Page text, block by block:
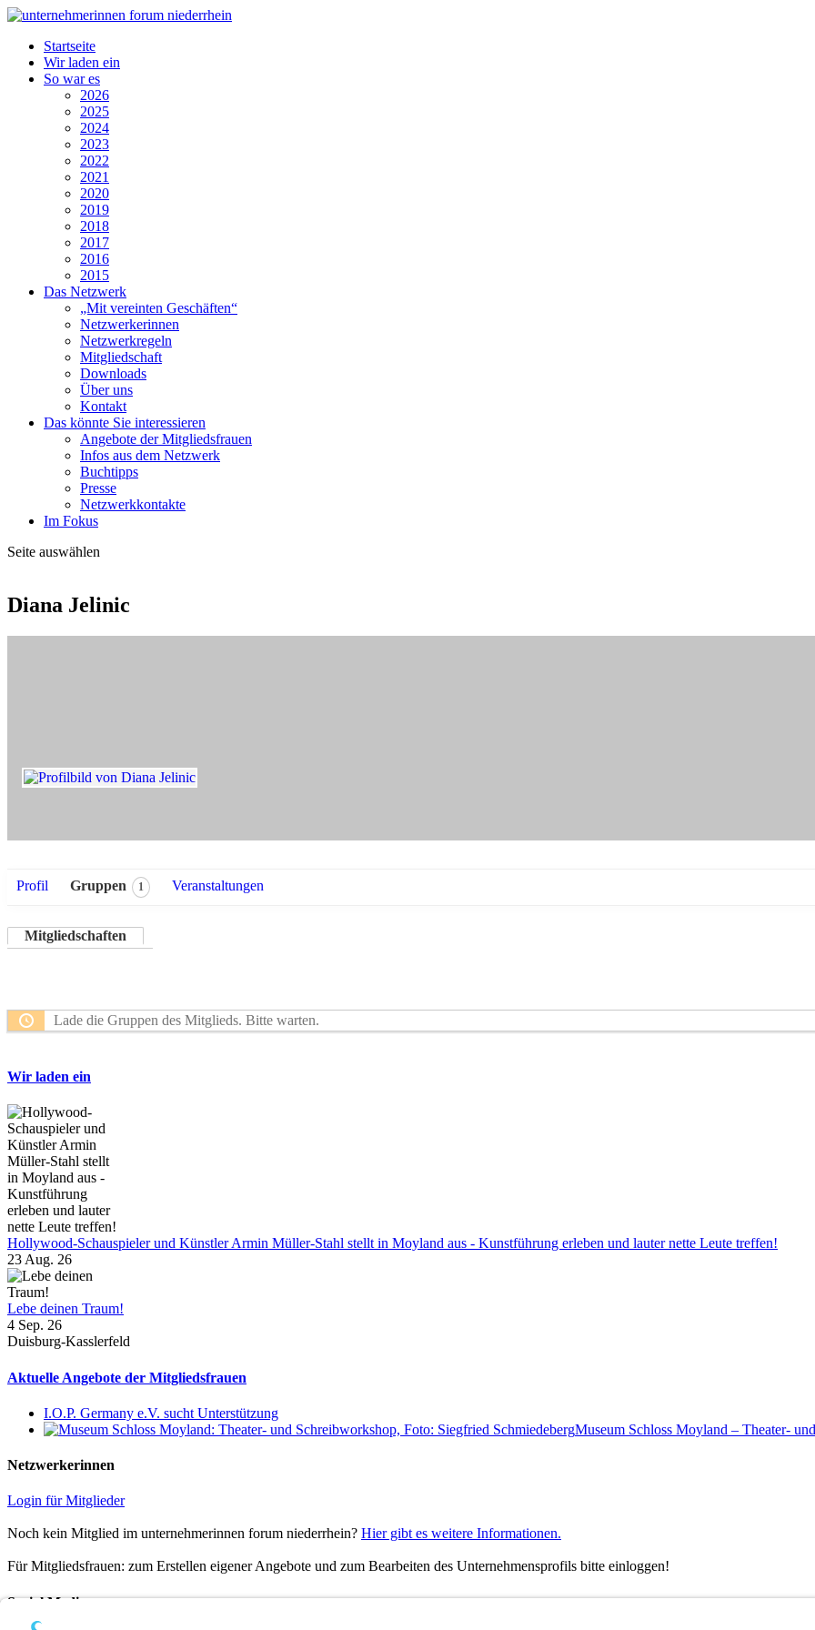
Startseite
Wir laden ein
So war es
2026
2025
2024
2023
2022
2021
2020
2019
2018
2017
2016
2015
Das Netzwerk
„Mit vereinten Geschäften“
Netzwerkerinnen
Netzwerkregeln
Mitgliedschaft
Downloads
Über uns
Kontakt
Das könnte Sie interessieren
Angebote der Mitgliedsfrauen
Infos aus dem Netzwerk
Buchtipps
Presse
Netzwerkkontakte
Im Fokus
Seite auswählen
Diana Jelinic
Profil Gruppen 1 Veranstaltungen
Mitgliedschaften
Lade die Gruppen des Mitglieds. Bitte warten.
Wir laden ein
Hollywood-Schauspieler und Künstler Armin Müller-Stahl stellt in Moyland aus - Kunstführung erleben und lauter nette Leute treffen!
23 Aug. 26
Lebe deinen Traum!
4 Sep. 26
Duisburg-Kasslerfeld
Aktuelle Angebote der Mitgliedsfrauen
I.O.P. Germany e.V. sucht Unterstützung
Museum Schloss Moyland – Theater-
Netzwerkerinnen
Login für Mitglieder
Noch kein Mitglied im unternehmerinnen forum niederrhein? Hier gibt es weitere Informationen.
Für Mitgliedsfrauen: zum Erstellen eigener Angebote und zum Bearbeiten des Unternehmensprofils bitte einloggen!
Social Media